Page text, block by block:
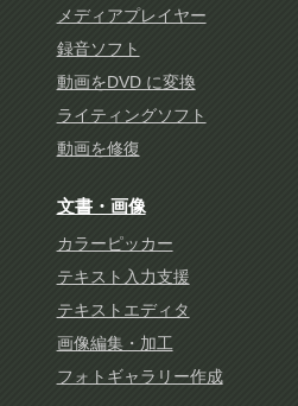
メディアプレイヤー
録音ソフト
動画をDVD に変換
ライティングソフト
動画を修復
文書・画像
カラーピッカー
テキスト入力支援
テキストエディタ
画像編集・加工
フォトギャラリー作成